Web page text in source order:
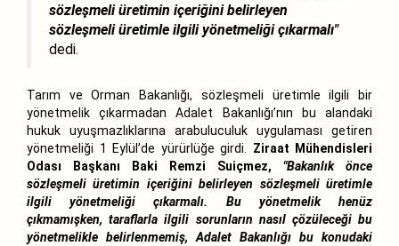
sözleşmeli üretimin içeriğini belirleyen
sözleşmeli üretimle ilgili yönetmeliği çıkarmalı"
dedi.
Tarım ve Orman Bakanlığı, sözleşmeli üretimle ilgili bir
yönetmelik çıkarmadan Adalet Bakanlığı’nın bu alandaki
hukuk uyuşmazlıklarına arabuluculuk uygulaması getiren
yönetmeliği 1 Eylül’de yürürlüğe girdi. Ziraat Mühendisleri
Odası
Başkanı Baki Remzi Suiçmez,
"Bakanlık önce
sözleşmeli üretimin içeriğini belirleyen sözleşmeli üretimle
ilgili yönetmeliği çıkarmalı. Bu yönetmelik henüz
çıkmamışken, taraflarla ilgili sorunların nasıl çözüleceği bu
yönetmelikle belirlenmemiş, Adalet Bakanlığı bu konudaki